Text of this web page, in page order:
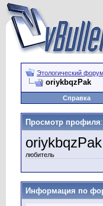
Этологический форум
oriykbqzPak
Справка
Просмотр профиля
oriykbqzPak
любитель
Информация по